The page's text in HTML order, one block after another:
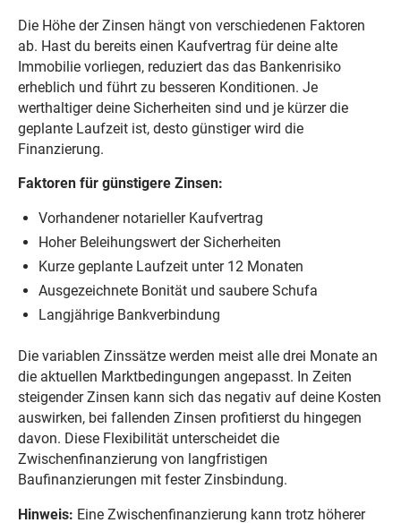
Die Höhe der Zinsen hängt von verschiedenen Faktoren
ab. Hast du bereits einen Kaufvertrag für deine alte
Immobilie vorliegen, reduziert das das Bankenrisiko
erheblich und führt zu besseren Konditionen. Je
werthaltiger deine Sicherheiten sind und je kürzer die
geplante Laufzeit ist, desto günstiger wird die
Finanzierung.
Faktoren für günstigere Zinsen:
Vorhandener notarieller Kaufvertrag
Hoher Beleihungswert der Sicherheiten
Kurze geplante Laufzeit unter 12 Monaten
Ausgezeichnete Bonität und saubere Schufa
Langjährige Bankverbindung
Die variablen Zinssätze werden meist alle drei Monate an
die aktuellen Marktbedingungen angepasst. In Zeiten
steigender Zinsen kann sich das negativ auf deine Kosten
auswirken, bei fallenden Zinsen profitierst du hingegen
davon. Diese Flexibilität unterscheidet die
Zwischenfinanzierung von langfristigen
Baufinanzierungen mit fester Zinsbindung.
Hinweis: Eine Zwischenfinanzierung kann trotz höherer